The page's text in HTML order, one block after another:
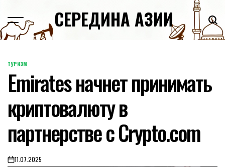
content
СЕРЕДИНА АЗИИ
POSTED
IN
ТУРИЗМ
Emirates начнет принимать
криптовалюту в
партнерстве с Crypto.com
on11.07.2025